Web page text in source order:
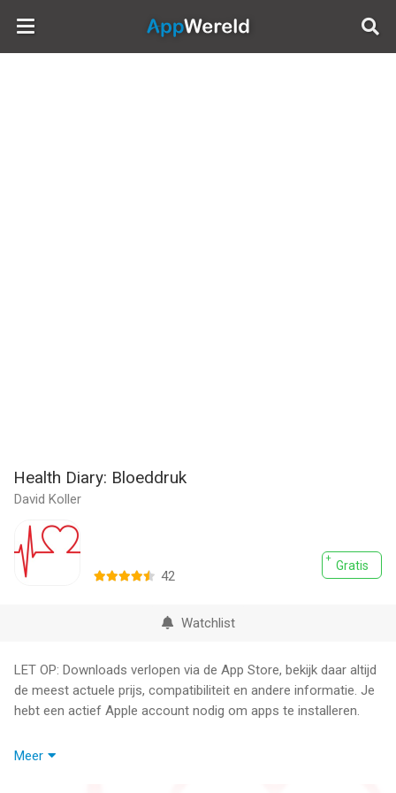
AppWereld
Health Diary: Bloeddruk
David Koller
Gratis
42
Watchlist
LET OP: Downloads verlopen via de App Store, bekijk daar altijd
de meest actuele prijs, compatibiliteit en andere informatie. Je
hebt een actief Apple account nodig om apps te installeren.
Health Diary is uw persoonlijk bloeddrukdagboek – eenvoudig,
Meer